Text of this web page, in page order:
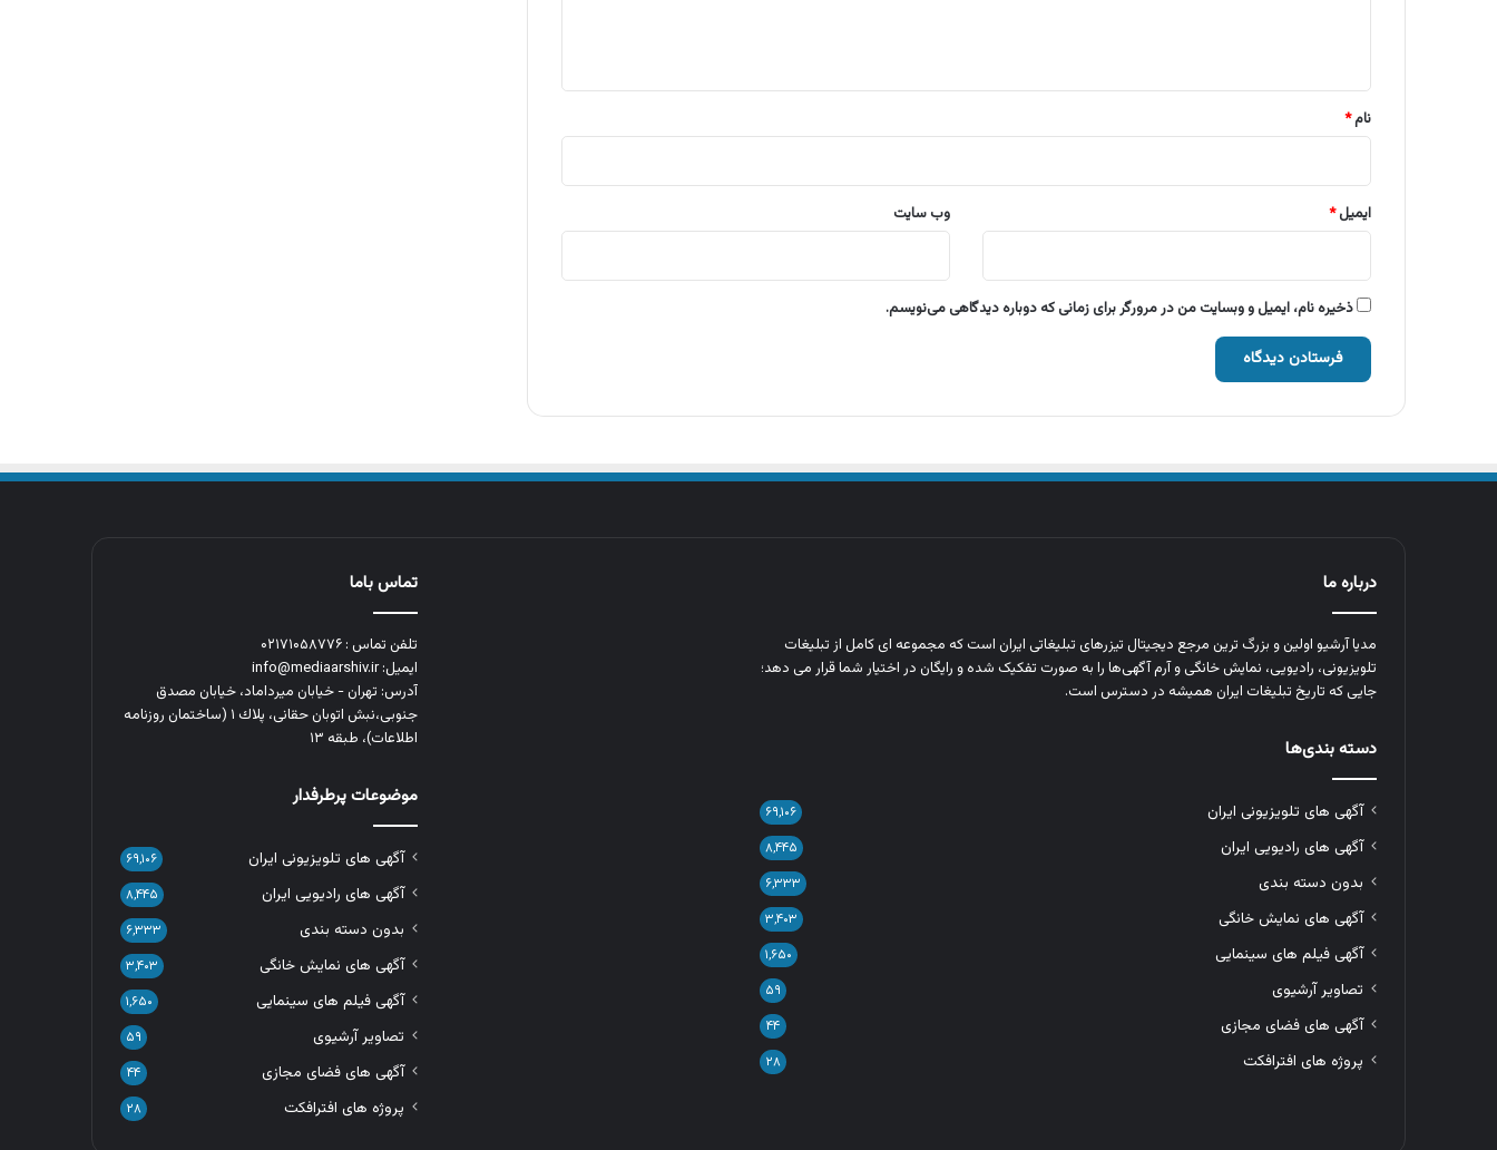
نام*
ایمیل* وب‌ سایت
ذخیره نام، ایمیل و وبسایت من در مرورگر برای زمانی که دوباره دیدگاهی می‌نویسم.
درباره ما
مدیا آرشیو اولین و بزرگ‌ ترین مرجع دیجیتال تیزرهای تبلیغاتی ایران است که مجموعه‌ ای کامل از تبلیغات
تلویزیونی، رادیویی، نمایش خانگی و آرم‌ آگهی‌ها را به‌ صورت تفکیک‌ شده و رایگان در اختیار شما قرار می‌ دهد؛
جایی که تاریخ تبلیغات ایران همیشه در دسترس است.
دسته بندی‌ها
آگهی های تلویزیونی ایران ۶۹,۱۰۶
آگهی های رادیویی ایران ۸,۴۴۵
بدون دسته بندی ۶,۳۳۳
آگهی های نمایش خانگی ۳,۴۰۳
آگهی فیلم های سینمایی ۱,۶۵۰
تصاویر آرشیوی ۵۹
آگهی های فضای مجازی ۴۴
پروژه های افترافکت ۲۸
تماس باما
تلفن تماس : ۰۲۱۷۱۰۵۸۷۷۶
ایمیل: info@mediaarshiv.ir
آدرس: تهران - خیابان میرداماد، خیابان مصدق
جنوبی،نبش اتوبان حقانی، پلاك ١ (ساختمان روزنامه
اطلاعات)، طبقه ۱۳
موضوعات پرطرفدار
آگهی های تلویزیونی ایران ۶۹,۱۰۶
آگهی های رادیویی ایران ۸,۴۴۵
بدون دسته بندی ۶,۳۳۳
آگهی های نمایش خانگی ۳,۴۰۳
آگهی فیلم های سینمایی ۱,۶۵۰
تصاویر آرشیوی ۵۹
آگهی های فضای مجازی ۴۴
پروژه های افترافکت ۲۸